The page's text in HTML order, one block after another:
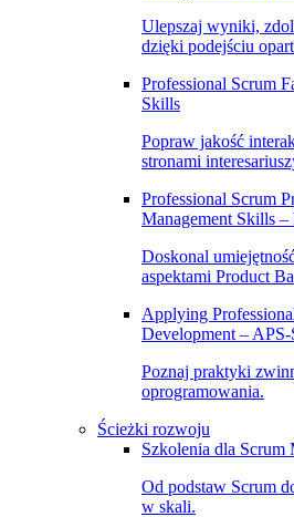
Ulepszaj wyniki,
dzięki podejściu
Professional Scrum
Skills
Popraw jakość
stronami
Professional Scrum
Management Skills
Doskonal
aspektami Product
Applying
Development – APS-
Poznaj praktyki
oprogramowania.
Ścieżki rozwoju
Szkolenia dla Scrum
Od podstaw Scrum
w skali.